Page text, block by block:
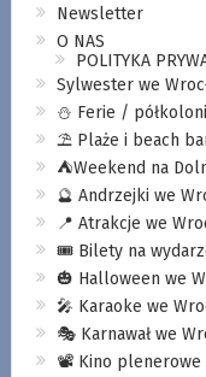
Newsletter
O NAS
POLITYKA
Sylwester we
⛄️ Ferie /
⛱️ Plaże i beach
⛺️Weekend na
🔮 Andrzejki we
📍 Atrakcje we
🎟️ Bilety na
🎃 Halloween we
🎤 Karaoke we
🎭 Karnawał we
📽️ Kino plenerowe